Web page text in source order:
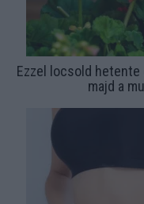
Ezzel locsold
majd a